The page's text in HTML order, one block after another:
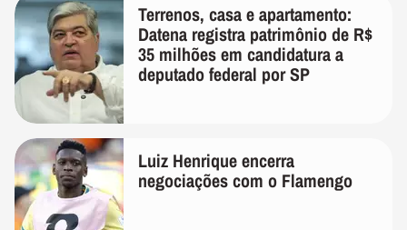
Terrenos, casa e apartamento:
Datena registra patrimônio de R$
35 milhões em candidatura a
deputado federal por SP
Luiz Henrique encerra
negociações com o Flamengo